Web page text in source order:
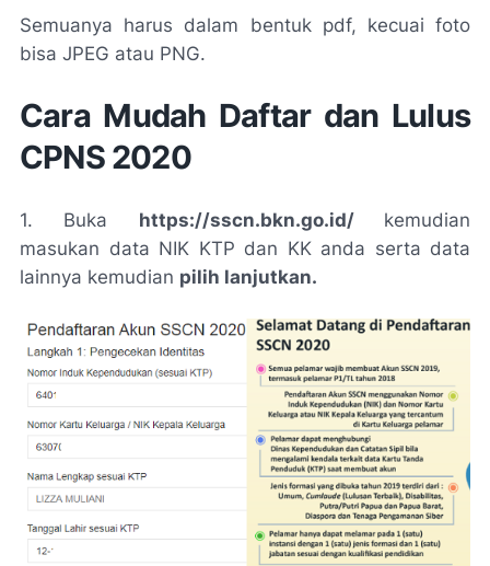
Semuanya harus dalam bentuk pdf, kecuai foto
bisa JPEG atau PNG.
Cara Mudah Daftar dan Lulus
CPNS 2020
1. Buka https://sscn.bkn.go.id/ kemudian
masukan data NIK KTP dan KK anda serta data
lainnya kemudian pilih lanjutkan.